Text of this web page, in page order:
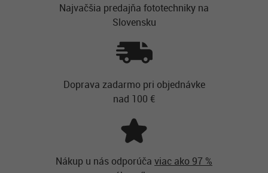
Najvačšia predajňa fototechniky na
Slovensku
Doprava zadarmo pri objednávke
nad 100 €
Nákup u nás odporúča viac ako 97 %